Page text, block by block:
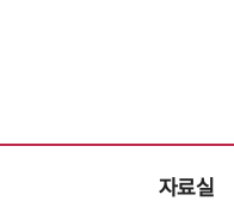
자료실